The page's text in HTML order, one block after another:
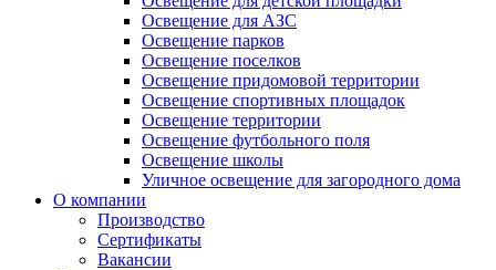
Освещение для АЗС
Освещение парков
Освещение поселков
Освещение придомовой территории
Освещение спортивных площадок
Освещение территории
Освещение футбольного поля
Освещение школы
Уличное освещение для загородного дома
О компании
Производство
Сертификаты
Вакансии